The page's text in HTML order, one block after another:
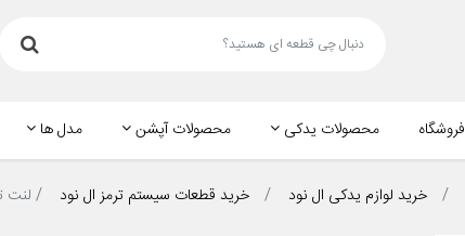
فروشگاه محصولات یدکی محصولات آپشن مدل ها
خرید لوازم یدکی ال نود خرید قطعات سیستم ترمز ال نود لنت